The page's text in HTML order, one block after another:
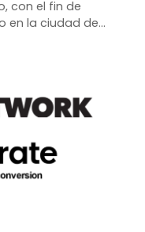
con el fin de
en la ciudad de…